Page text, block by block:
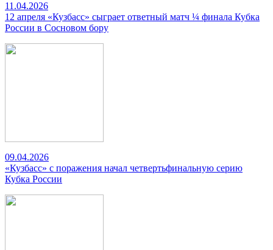
11.04.2026
12 апреля «Кузбасс» сыграет ответный матч ¼ финала Кубка
России в Сосновом бору
09.04.2026
«Кузбасс» с поражения начал четвертьфинальную серию
Кубка России